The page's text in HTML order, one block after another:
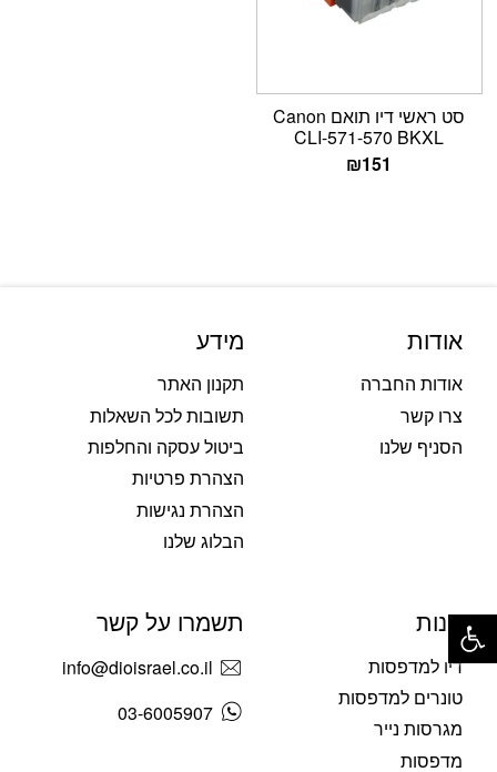
סט ראשי דיו תואם Canon
CLI-571-570 BKXL
₪151
אודות
אודות החברה
צרו קשר
הסניף שלנו
מידע
תקנון האתר
תשובות לכל השאלות
ביטול עסקה והחלפות
הצהרת פרטיות
הצהרת נגישות
הבלוג שלנו
חנות
דיו למדפסות
טונרים למדפסות
מגרסות נייר
מדפסות
תשמרו על קשר
info@dioisrael.co.il
03-6005907
פתח סרגל נגישות